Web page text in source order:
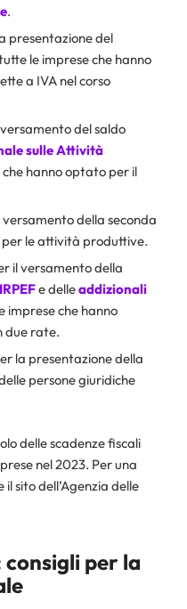
.
presentazione del
le imprese che hanno
a IVA nel corso
del saldo
sulle Attività
hanno optato per il
della seconda
le attività produttive.
il versamento della
IRPEFe delleaddizionali
imprese che hanno
due rate.
la presentazione della
persone giuridiche
delle scadenze fiscali
nel 2023. Per una
sito dell’Agenzia delle
per la